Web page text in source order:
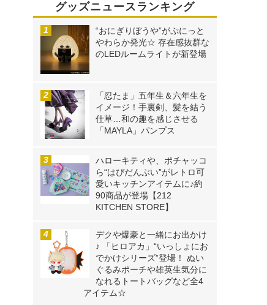
グッズニュースランキング
“おにぎりぼうや”がぷにっと
やわらか発光☆ 存在感抜群な
のLEDルームライトが新登場
「忍たま」五年生＆六年生を
イメージ！手裏剣、髪を結う
仕草…和の趣を感じさせる
「MAYLA」パンプス
ハローキティや、ポチャッコ
ら“はぴだんぶい”がレトロ可
愛いキッチンアイテムに♪約
90商品が登場【212
KITCHEN STORE】
デクや爆豪と一緒にお出かけ
♪ 「ヒロアカ」“いっしょにお
でかけシリーズ”登場！ ぬい
ぐるみポーチや雄英生気分に
なれるトートバッグなど全4
アイテム☆